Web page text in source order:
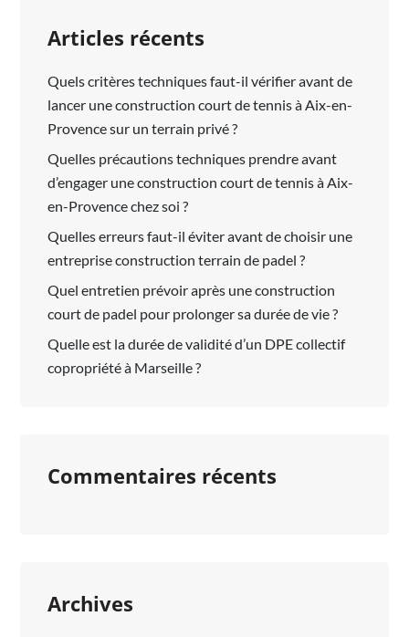
Articles récents
Quels critères techniques faut-il vérifier avant de
lancer une construction court de tennis à Aix-en-
Provence sur un terrain privé ?
Quelles précautions techniques prendre avant
d’engager une construction court de tennis à Aix-
en-Provence chez soi ?
Quelles erreurs faut-il éviter avant de choisir une
entreprise construction terrain de padel ?
Quel entretien prévoir après une construction
court de padel pour prolonger sa durée de vie ?
Quelle est la durée de validité d’un DPE collectif
copropriété à Marseille ?
Commentaires récents
Archives